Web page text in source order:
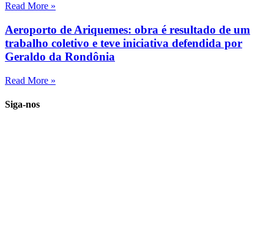
Read More »
Aeroporto de Ariquemes: obra é resultado de um
trabalho coletivo e teve iniciativa defendida por
Geraldo da Rondônia
Read More »
Siga-nos